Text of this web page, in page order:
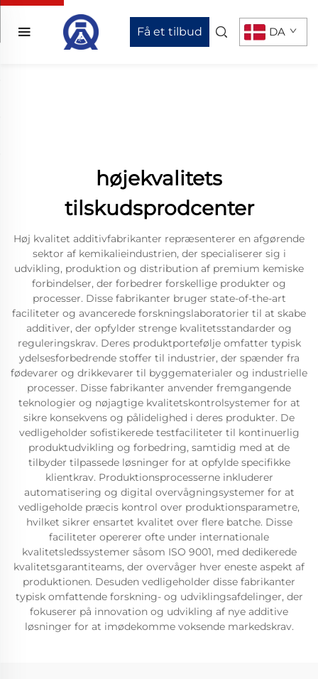
Få et tilbud DA
højekvalitets
tilskudsprodcenter
Høj kvalitet additivfabrikanter repræsenterer en afgørende
sektor af kemikalieindustrien, der specialiserer sig i
udvikling, produktion og distribution af premium kemiske
forbindelser, der forbedrer forskellige produkter og
processer. Disse fabrikanter bruger state-of-the-art
faciliteter og avancerede forskningslaboratorier til at skabe
additiver, der opfylder strenge kvalitetsstandarder og
reguleringskrav. Deres produktportefølje omfatter typisk
ydelsesforbedrende stoffer til industrier, der spænder fra
fødevarer og drikkevarer til byggematerialer og industrielle
processer. Disse fabrikanter anvender fremgangende
teknologier og nøjagtige kvalitetskontrolsystemer for at
sikre konsekvens og pålidelighed i deres produkter. De
vedligeholder sofistikerede testfaciliteter til kontinuerlig
produktudvikling og forbedring, samtidig med at de
tilbyder tilpassede løsninger for at opfylde specifikke
klientkrav. Produktionsprocesserne inkluderer
automatisering og digital overvågningsystemer for at
vedligeholde præcis kontrol over produktionsparametre,
hvilket sikrer ensartet kvalitet over flere batche. Disse
faciliteter opererer ofte under internationale
kvalitetsledssystemer såsom ISO 9001, med dedikerede
kvalitetsgarantiteams, der overvåger hver eneste aspekt af
produktionen. Desuden vedligeholder disse fabrikanter
typisk omfattende forskning- og udviklingsafdelinger, der
fokuserer på innovation og udvikling af nye additive
løsninger for at imødekomme voksende markedskrav.